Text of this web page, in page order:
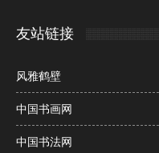
友站链接
风雅鹤壁
中国书画网
中国书法网